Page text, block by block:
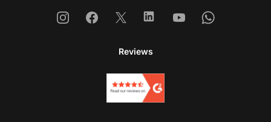
InstagramFacebook
X LinkedinYoutubeWhatsapp
Reviews